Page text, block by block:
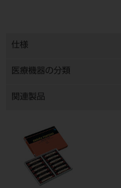
仕様
医療機器の分類
関連製品